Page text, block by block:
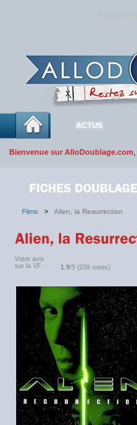
ACTUS
Bienvenue sur AlloDoublage.com
Films > Alien, la Resurrection
Votre avis
sur la VF :
1.9/5 (239 notes)